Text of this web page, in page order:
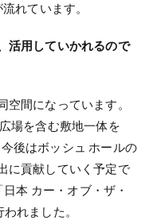
れています。
活用していかれるので
空間になっています。
場を含む敷地一体を
後はボッシュ ホールの
に貢献していく予定で
本 カー・オブ・ザ・
れました。